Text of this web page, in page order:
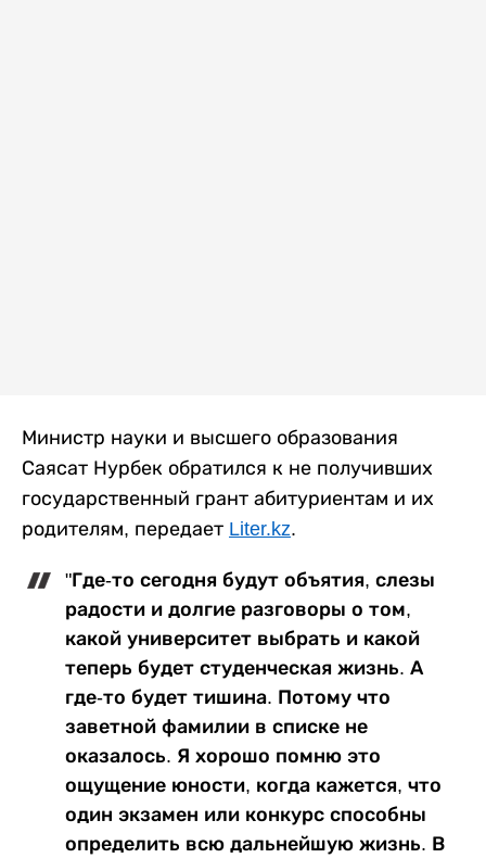
Министр науки и высшего образования
Саясат Нурбек обратился к не получивших
государственный грант абитуриентам и их
родителям, передает Liter.kz.
"Где-то сегодня будут объятия, слезы
радости и долгие разговоры о том,
какой университет выбрать и какой
теперь будет студенческая жизнь. А
где-то будет тишина. Потому что
заветной фамилии в списке не
оказалось. Я хорошо помню это
ощущение юности, когда кажется, что
один экзамен или конкурс способны
определить всю дальнейшую жизнь. В